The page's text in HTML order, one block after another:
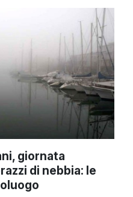
giornata
di nebbia: le